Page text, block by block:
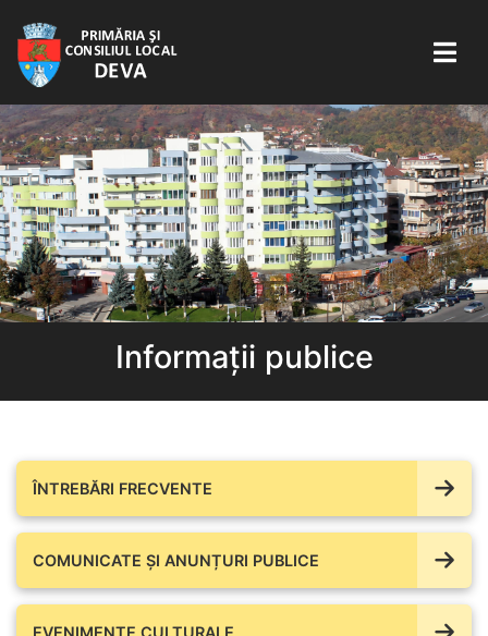
Informații publice
ÎNTREBĂRI FRECVENTE
COMUNICATE ŞI ANUNȚURI PUBLICE
EVENIMENTE CULTURALE